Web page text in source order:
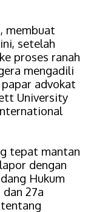
membuat
setelah
proses ranah
mengadili
advokat
University
tepat mantan
dengan
Hukum
dan 27a
tentang